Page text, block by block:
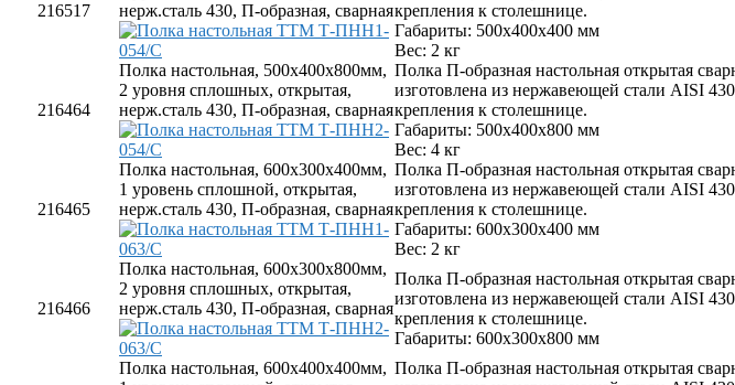
Овощерезки и машины протирки
Прессы для пиццы
Соковыжималки
Стерилизаторы
Тестораскаточные машины
Фасовочно-упаковочное оборудование
Бытовая техника
Посуда и инвентарь
Весы
Мусорные баки
Оборудование для общественных санузлов и ванных комнат
Диспенсеры
Дозаторы для жидкого мыла
Расходные материалы
Смесители и душирующие устройства
Сушилки для рук
Урны
Фены настенные
Прачечное оборудование
216517
нерж.сталь 430, П-образная, сварнаякрепления к столешнице.
Габариты: 500х400х400 мм
Вес: 2 кг
216464
Полка настольная, 500х400х800мм,
2 уровня сплошных, открытая,
нерж.сталь 430, П-образная, сварная
Полка П-образная настольная открытая
изготовлена из нержавеющей стали AISI
крепления к столешнице.
Габариты: 500х400х800 мм
Вес: 4 кг
216465
Полка настольная, 600х300х400мм,
1 уровень сплошной, открытая,
нерж.сталь 430, П-образная, сварная
Полка П-образная настольная открытая
изготовлена из нержавеющей стали AISI
крепления к столешнице.
Габариты: 600х300х400 мм
Вес: 2 кг
216466
Полка настольная, 600х300х800мм,
2 уровня сплошных, открытая,
нерж.сталь 430, П-образная, сварная
Полка П-образная настольная открытая
изготовлена из нержавеющей стали AISI
крепления к столешнице.
Габариты: 600х300х800 мм
Полка настольная, 600х400х400мм, Полка П-образная настольная открытая